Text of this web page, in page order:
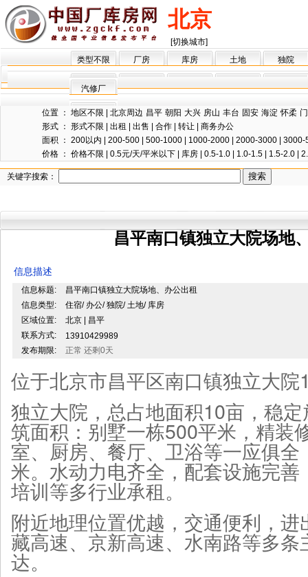
北京
[切换城市]
类型不限
厂房 库房 土地 独院
汽修厂
位置 ： 地区不限 北京周边 昌平 朝阳 大兴 房山 丰台 固安 海淀 怀柔
形式 ： 形式不限 出租 出售 合作 转让
商务办公
面积 ： 200以内 200-500 500-1000 1000-2000 2000-3000
3000-
价格 ： 价格不限 0.5元/天/平米以下 库房 0.5-1.0 1.0-1.5 1.5-2.0
关键字搜索：
昌平南口镇独立大院场地
信息描述
信息标题:
昌平南口镇独立大院场地、办公出租
信息类型:
住宿/ 办公/ 独院/ 土地/ 库房
区域位置:
北京 | 昌平
联系方式:
13910429989
发布期限:
正常 还剩0天
位于北京市昌平区南口镇独立大院
独立大院，总占地面积10亩，稳
筑面积：别墅一栋500平米，精装
室、厨房、餐厅、卫浴等一应俱
米。水动力电齐全，配套设施完
培训等多行业承租。
附近地理位置优越，交通便利，
藏高速、京新高速、水南路等多
达。